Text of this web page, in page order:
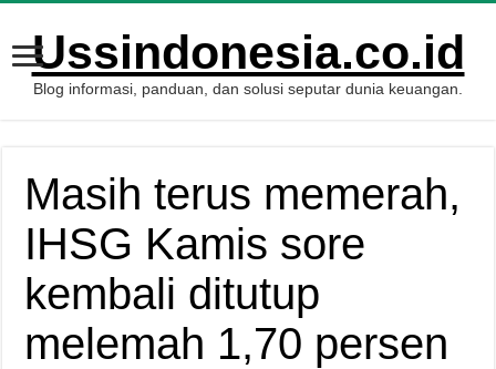
Ussindonesia.co.id
Blog informasi, panduan, dan solusi seputar dunia keuangan.
Masih terus memerah,
IHSG Kamis sore
kembali ditutup
melemah 1,70 persen